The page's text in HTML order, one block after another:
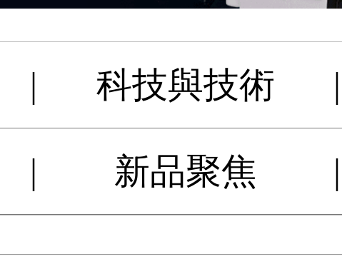
| 科技與技術 |
| 新品聚焦 |